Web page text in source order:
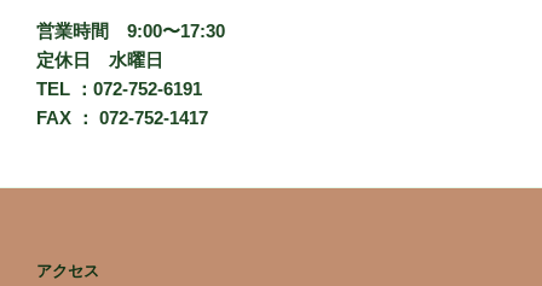
営業時間 9:00〜17:30
定休日 水曜日
TEL ：072-752-6191
FAX ： 072-752-1417
アクセス